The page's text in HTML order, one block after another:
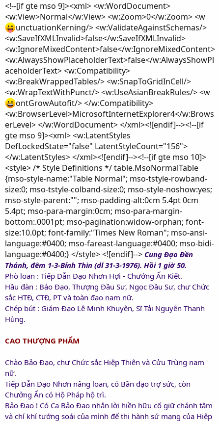
<!--[if gte mso 9]><xml> <w:WordDocument>
<w:View>Normal</w:View> <w:Zoom>0</w:Zoom> <w
unctuationKerning/> <w:ValidateAgainstSchemas/>
<w:SaveIfXMLInvalid>false</w:SaveIfXMLInvalid>
<w:IgnoreMixedContent>false</w:IgnoreMixedContent>
<w:AlwaysShowPlaceholderText>false</w:AlwaysShowPl
aceholderText> <w:Compatibility>
<w:BreakWrappedTables/> <w:SnapToGridInCell/>
<w:WrapTextWithPunct/> <w:UseAsianBreakRules/> <w
ontGrowAutofit/> </w:Compatibility>
<w:BrowserLevel>MicrosoftInternetExplorer4</w:Brows
erLevel> </w:WordDocument> </xml><![endif]--><!--[if
gte mso 9]><xml> <w:LatentStyles
DefLockedState="false" LatentStyleCount="156">
</w:LatentStyles> </xml><![endif]--><!--[if gte mso 10]>
<style> /* Style Definitions */ table.MsoNormalTable
{mso-style-name:"Table Normal"; mso-tstyle-rowband-
size:0; mso-tstyle-colband-size:0; mso-style-noshow:yes;
mso-style-parent:""; mso-padding-alt:0cm 5.4pt 0cm
5.4pt; mso-para-margin:0cm; mso-para-margin-
bottom:.0001pt; mso-pagination:widow-orphan; font-
size:10.0pt; font-family:"Times New Roman"; mso-ansi-
language:#0400; mso-fareast-language:#0400; mso-bidi-
language:#0400;} </style> <![endif]--> Cung Đạo Đền
Thánh, đêm 1-3-Bính Thìn (dl 31-3-1976). Hồi 1 giờ 50.
Phò loan : Tiếp Dẫn Đạo Nhơn Hợi - Chưởng Ấn Kiết.
Hầu đàn : Bảo Đạo, Thượng Đầu Sư, Ngọc Đầu Sư, chư Chức
sắc HTĐ, CTĐ, PT và toàn đạo nam nữ.
Chép bút : Giám Đạo Lê Minh Khuyên, Sĩ Tải Nguyễn Thanh
Hùng.
CAO THƯỢNG PHẨM
Chào Bảo Đạo, chư Chức sắc Hiệp Thiên và Cửu Trùng nam
nữ.
Tiếp Dẫn Đạo Nhơn nâng loan, có Bần đạo trợ sức, còn
Chưởng Ấn có Hộ Pháp hộ trì.
Bảo Đạo ! Có Ca Bảo Đạo nhắn lời hiền hữu cố giữ chánh tâm
và chí khí tướng soái của mình để thi hành sứ mạng của Hiệp